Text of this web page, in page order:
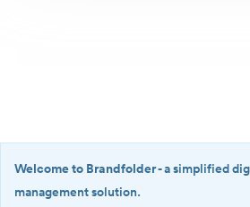
Welcome to Brandfolder- a simplified
management solution.